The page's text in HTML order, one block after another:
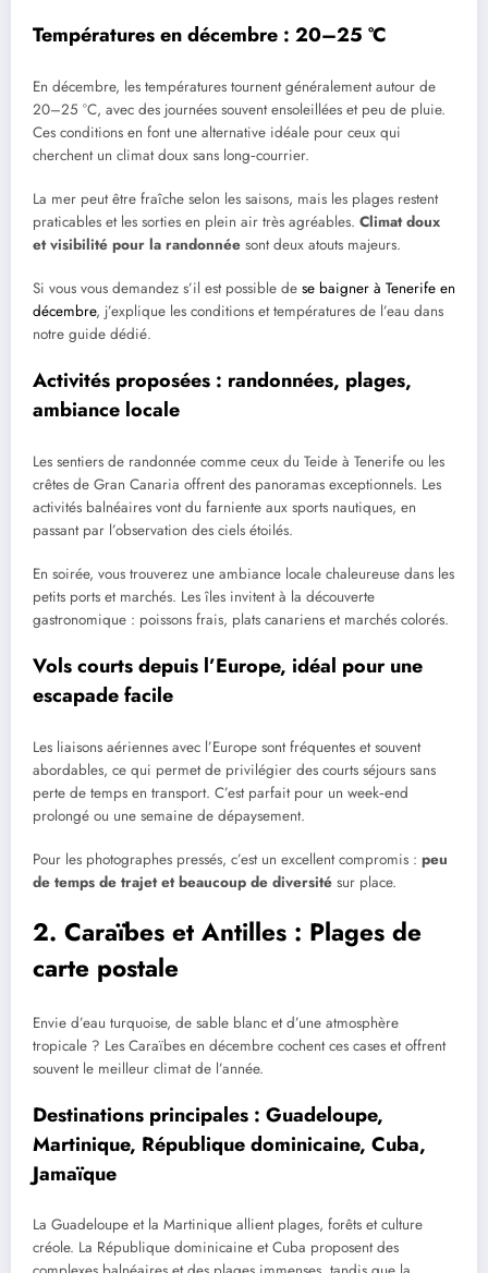
Températures en décembre : 20–25 °C
En décembre, les températures tournent généralement autour de
20–25 °C, avec des journées souvent ensoleillées et peu de pluie.
Ces conditions en font une alternative idéale pour ceux qui
cherchent un climat doux sans long‑courrier.
La mer peut être fraîche selon les saisons, mais les plages restent
praticables et les sorties en plein air très agréables. Climat doux
et visibilité pour la randonnée sont deux atouts majeurs.
Si vous vous demandez s’il est possible de se baigner à Tenerife en
décembre, j’explique les conditions et températures de l’eau dans
notre guide dédié.
Activités proposées : randonnées, plages,
ambiance locale
Les sentiers de randonnée comme ceux du Teide à Tenerife ou les
crêtes de Gran Canaria offrent des panoramas exceptionnels. Les
activités balnéaires vont du farniente aux sports nautiques, en
passant par l’observation des ciels étoilés.
En soirée, vous trouverez une ambiance locale chaleureuse dans les
petits ports et marchés. Les îles invitent à la découverte
gastronomique : poissons frais, plats canariens et marchés colorés.
Vols courts depuis l’Europe, idéal pour une
escapade facile
Les liaisons aériennes avec l’Europe sont fréquentes et souvent
abordables, ce qui permet de privilégier des courts séjours sans
perte de temps en transport. C’est parfait pour un week‑end
prolongé ou une semaine de dépaysement.
Pour les photographes pressés, c’est un excellent compromis : peu
de temps de trajet et beaucoup de diversité sur place.
2. Caraïbes et Antilles : Plages de
carte postale
Envie d’eau turquoise, de sable blanc et d’une atmosphère
tropicale ? Les Caraïbes en décembre cochent ces cases et offrent
souvent le meilleur climat de l’année.
Destinations principales : Guadeloupe,
Martinique, République dominicaine, Cuba,
Jamaïque
La Guadeloupe et la Martinique allient plages, forêts et culture
créole. La République dominicaine et Cuba proposent des